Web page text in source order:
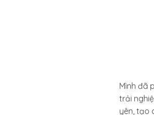
Mình đã
trải
yên, tạo